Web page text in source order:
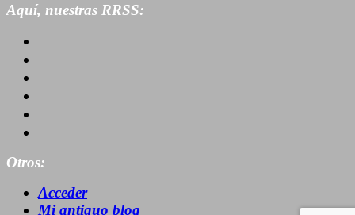
Aquí, nuestras RRSS:
Otros:
Acceder
Mi antiguo blog